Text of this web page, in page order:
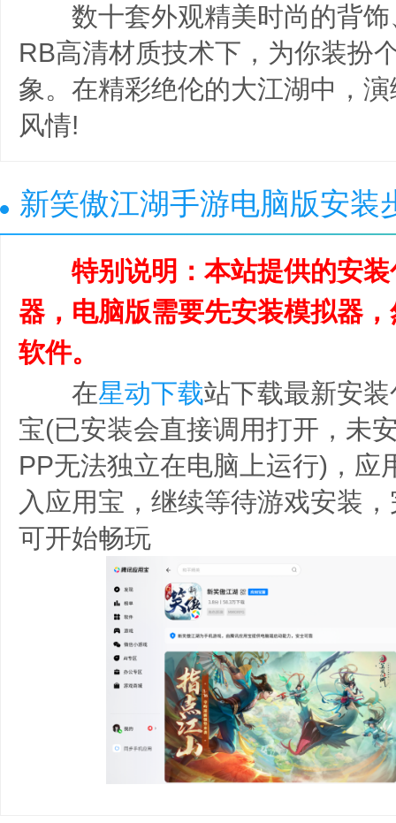
数十套外观精美时尚的背饰
RB高清材质技术下，为你装扮
象。在精彩绝伦的大江湖中，
风情!
新笑傲江湖手游电脑版安装
特别说明：本站提供的安装
器，电脑版需要先安装模拟器
软件。
在星动下载站下载最新安
宝(已安装会直接调用打开，未
PP无法独立在电脑上运行)，应
入应用宝，继续等待游戏安装
可开始畅玩